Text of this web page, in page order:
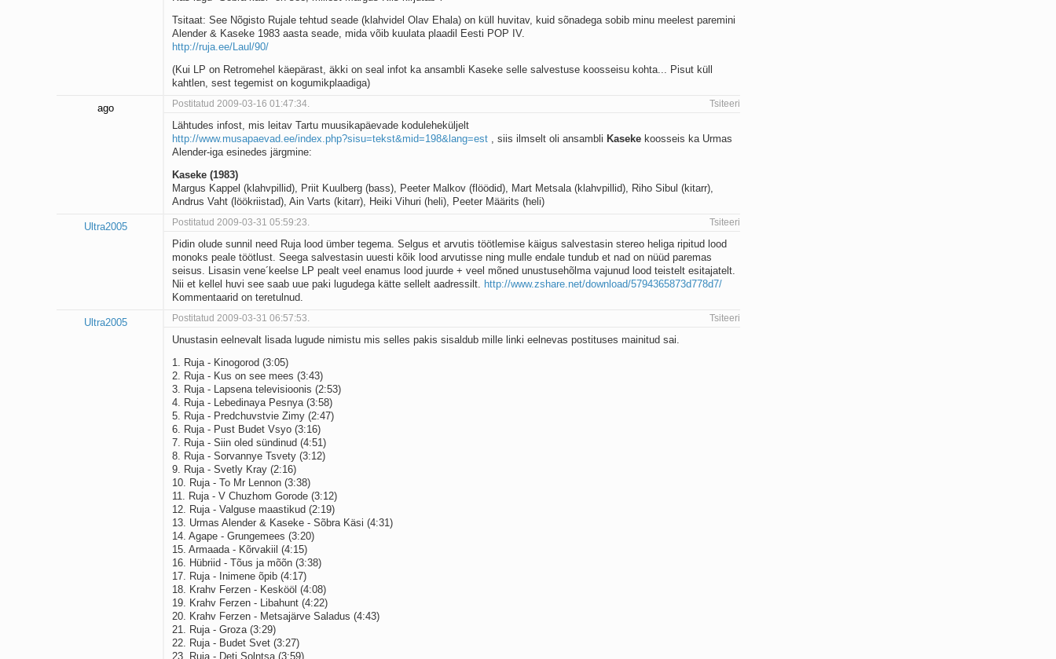
Tsitaat: See Nõgisto Rujale tehtud seade (klahvidel Olav Ehala) on küll huvitav, kuid sõnadega sobib minu meelest paremini
Alender & Kaseke 1983 aasta seade, mida võib kuulata plaadil Eesti POP IV.
http://ruja.ee/Laul/90/
(Kui LP on Retromehel käepärast, äkki on seal infot ka ansambli Kaseke selle salvestuse koosseisu kohta... Pisut küll
kahtlen, sest tegemist on kogumikplaadiga)
ago Postitatud 2009-03-16 01:47:34. Tsiteeri
Lähtudes infost, mis leitav Tartu muusikapäevade koduleheküljelt
http://www.musapaevad.ee/index.php?sisu=tekst&mid=198&lang=est , siis ilmselt oli ansambli Kaseke koosseis ka Urmas
Alender-iga esinedes järgmine:
Kaseke (1983)
Margus Kappel (klahvpillid), Priit Kuulberg (bass), Peeter Malkov (flöödid), Mart Metsala (klahvpillid), Riho Sibul (kitarr),
Andrus Vaht (löökriistad), Ain Varts (kitarr), Heiki Vihuri (heli), Peeter Määrits (heli)
Ultra2005 Postitatud 2009-03-31 05:59:23. Tsiteeri
Pidin olude sunnil need Ruja lood ümber tegema. Selgus et arvutis töötlemise käigus salvestasin stereo heliga ripitud lood
monoks peale töötlust. Seega salvestasin uuesti kõik lood arvutisse ning mulle endale tundub et nad on nüüd paremas
seisus. Lisasin vene´keelse LP pealt veel enamus lood juurde + veel mõned unustusehõlma vajunud lood teistelt esitajatelt.
Nii et kellel huvi see saab uue paki lugudega kätte sellelt aadressilt. http://www.zshare.net/download/5794365873d778d7/
Kommentaarid on teretulnud.
Ultra2005 Postitatud 2009-03-31 06:57:53. Tsiteeri
Unustasin eelnevalt lisada lugude nimistu mis selles pakis sisaldub mille linki eelnevas postituses mainitud sai.
1. Ruja - Kinogorod (3:05)
2. Ruja - Kus on see mees (3:43)
3. Ruja - Lapsena televisioonis (2:53)
4. Ruja - Lebedinaya Pesnya (3:58)
5. Ruja - Predchuvstvie Zimy (2:47)
6. Ruja - Pust Budet Vsyo (3:16)
7. Ruja - Siin oled sündinud (4:51)
8. Ruja - Sorvannye Tsvety (3:12)
9. Ruja - Svetly Kray (2:16)
10. Ruja - To Mr Lennon (3:38)
11. Ruja - V Chuzhom Gorode (3:12)
12. Ruja - Valguse maastikud (2:19)
13. Urmas Alender & Kaseke - Sõbra Käsi (4:31)
14. Agape - Grungemees (3:20)
15. Armaada - Kõrvakiil (4:15)
16. Hübriid - Tõus ja mõõn (3:38)
17. Ruja - Inimene õpib (4:17)
18. Krahv Ferzen - Keskööl (4:08)
19. Krahv Ferzen - Libahunt (4:22)
20. Krahv Ferzen - Metsajärve Saladus (4:43)
21. Ruja - Groza (3:29)
22. Ruja - Budet Svet (3:27)
23. Ruja - Deti Solntsa (3:59)